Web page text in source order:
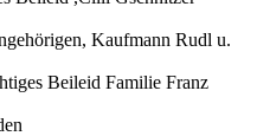
Kaufmann Rudl u.
Beileid Familie Franz